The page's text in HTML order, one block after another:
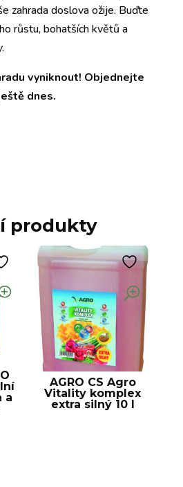
zahrada doslova ožije. Buďte
růstu, bohatších květů a
vyniknout! Objednejte
dnes.
produkty
a
AGRO CS Agro
Vitality komplex
extra silný 10 l